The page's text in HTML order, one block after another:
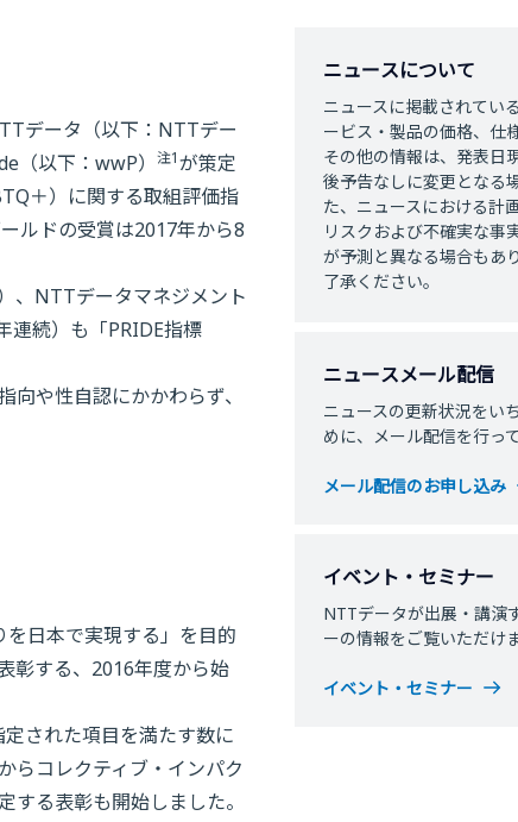
データ（以下：NTTデー
（以下：wwP）
注1が策定
＋）に関する取組評価指
ルドの受賞は2017年から8
、NTTデータマネジメント
連続）も「PRIDE指標
や性自認にかかわらず、
日本で実現する」を目的
彰する、2016年度から始
された項目を満たす数に
らコレクティブ・インパク
る表彰も開始しました。
ニュースについて
ニュースに掲載されてい
ービス・製品の価格、仕
その他の情報は、発表日
後予告なしに変更となる
た、ニュースにおける計
リスクおよび不確実な事
が予測と異なる場合もあ
了承ください。
ニュースメール配信
ニュースの更新状況をい
めに、メール配信を行っ
メール配信のお申し込み
イベント・セミナー
NTTデータが出展・講演
ーの情報をご覧いただけま
イベント・セミナー